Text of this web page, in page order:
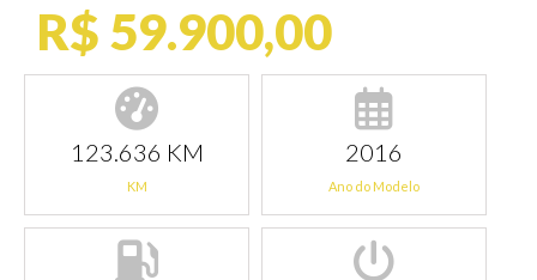
R$ 59.900,00
123.636 KM
KM
2016
Ano do Modelo